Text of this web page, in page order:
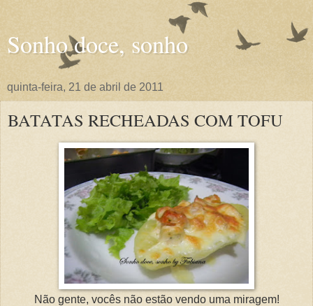
Sonho doce, sonho
quinta-feira, 21 de abril de 2011
BATATAS RECHEADAS COM TOFU
Não gente, vocês não estão vendo uma miragem!